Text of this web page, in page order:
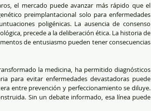
el mercado puede avanzar más rápido que el
preimplantacional solo para enfermedades
poligénicas. La ausencia de consenso
precede a la deliberación ética. La historia de
de entusiasmo pueden tener consecuencias
la medicina, ha permitido diagnósticos
para evitar enfermedades devastadoras puede
entre prevención y perfeccionamiento se diluye.
Sin un debate informado, esa línea puede